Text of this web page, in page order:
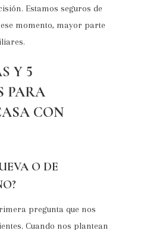
Estamos seguros de
momento, mayor parte
Y 5
PARA
CON
O DE
pregunta que nos
Cuando nos plantean